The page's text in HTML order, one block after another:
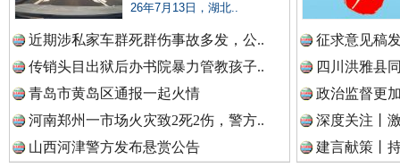
中国律师在线.
中国参政网.中
雄关漫道展新颜 “
26年7月13日，湖北..
近期涉私家车群死群伤事故多发，公..
传销头目出狱后办书院暴力管教孩子..
青岛市黄岛区通报一起火情
河南郑州一市场火灾致2死2伤，警方..
山西河津警方发布悬赏公告
征求意见稿
四川洪雅县
政治监督更
深度关注丨
建言献策丨